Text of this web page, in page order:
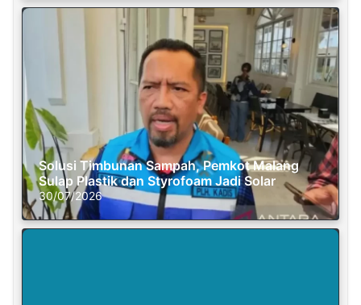
Solusi Timbunan Sampah, Pemkot Malang
Sulap Plastik dan Styrofoam Jadi Solar
30/07/2026